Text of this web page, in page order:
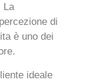
La
di
è uno dei
ideale